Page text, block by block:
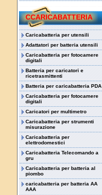
CCARICABATTERIA
Caricabatteria per utensili
Adattatori per batteria utensili
Caricabatteria per fotocamere
digitali
Batteria per caricatori e
ricetrasmittenti
Batteria per caricabatteria PDA
Caricabatteria per fotocamere
digitali
Caricatori per multimetro
Caricabatteria per strumenti
misurazione
Caricabatteria per
elettrodomestici
Caricabatteria Telecomando a
gru
Caricabatteria per batteria al
piombo
caricabatteria per batteria AA
AAA